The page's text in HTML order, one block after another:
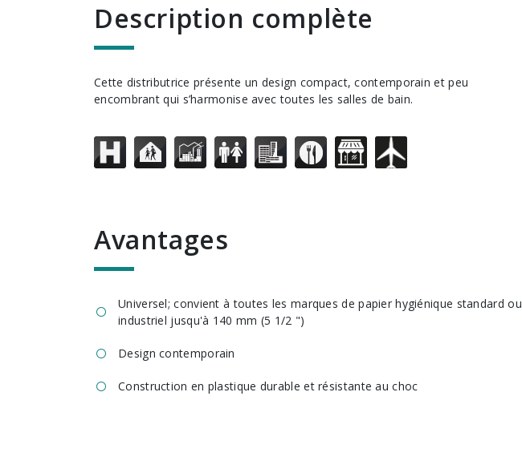
description complète
Cette distributrice présente un design compact, contemporain et peu
encombrant qui s’harmonise avec toutes les salles de bain.
avantages
Universel; convient à toutes les marques de papier hygiénique standard ou
industriel jusqu'à 140 mm (5 1/2 ")
Design contemporain
Construction en plastique durable et résistante au choc